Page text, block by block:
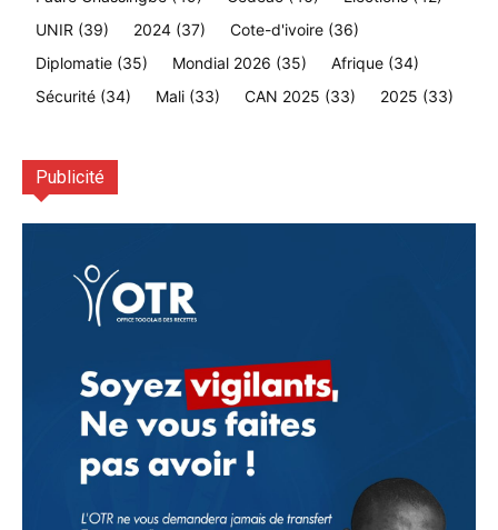
UNIR (39) 2024 (37) Cote-d'ivoire (36)
Diplomatie (35) Mondial 2026 (35) Afrique (34)
Sécurité (34) Mali (33) CAN 2025 (33) 2025 (33)
Publicité